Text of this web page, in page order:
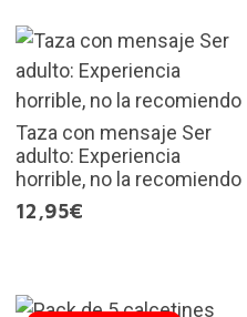
Taza con mensaje Ser
adulto: Experiencia
horrible, no la recomiendo
12,95€